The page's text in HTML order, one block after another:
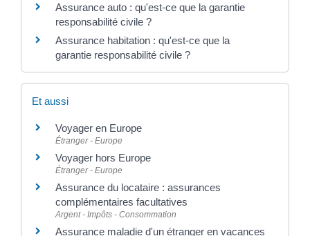
Assurance auto : qu'est-ce que la garantie
responsabilité civile ?
Assurance habitation : qu'est-ce que la
garantie responsabilité civile ?
Et aussi
Voyager en Europe
Étranger - Europe
Voyager hors Europe
Étranger - Europe
Assurance du locataire : assurances
complémentaires facultatives
Argent - Impôts - Consommation
Assurance maladie d'un étranger en vacances